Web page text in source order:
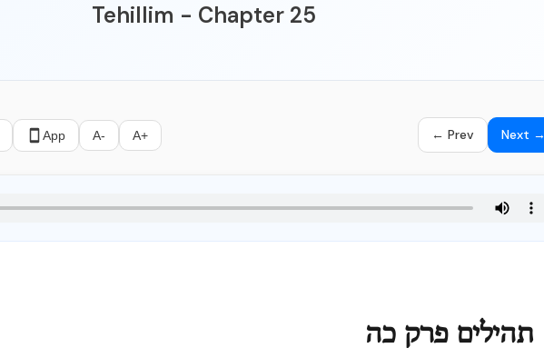
Tehillim - Chapter 25
App A- A+ ← Prev Next →
תהילים פרק כה